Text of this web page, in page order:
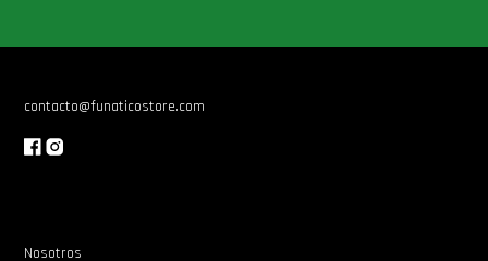
contacto@funaticostore.com
Nosotros